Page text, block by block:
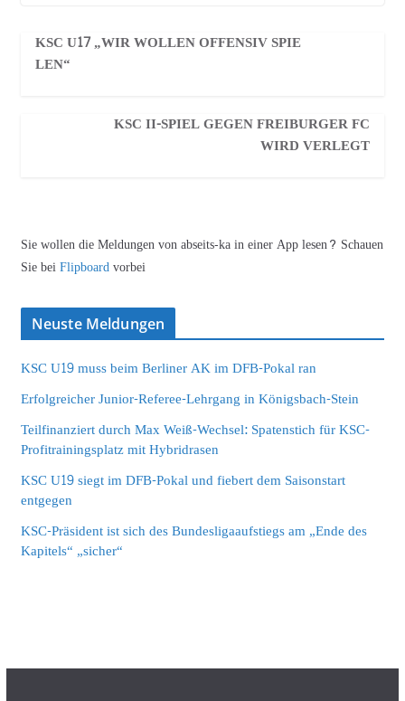
KSC U17 „WIR WOLLEN OFFENSIV SPIE
LEN“
KSC II-SPIEL GEGEN FREIBURGER FC
WIRD VERLEGT
Sie wollen die Meldungen von abseits-ka in einer App lesen? Schauen
Sie beiFlipboardvorbei
Neuste Meldungen
KSC U19 muss beim Berliner AK im DFB-Pokal ran
Erfolgreicher Junior-Referee-Lehrgang in Königsbach-Stein
Teilfinanziert durch Max Weiß-Wechsel: Spatenstich für KSC-
Profitrainingsplatz mit Hybridrasen
KSC U19 siegt im DFB-Pokal und fiebert dem Saisonstart
entgegen
KSC-Präsident ist sich des Bundesligaaufstiegs am „Ende des
Kapitels“ „sicher“